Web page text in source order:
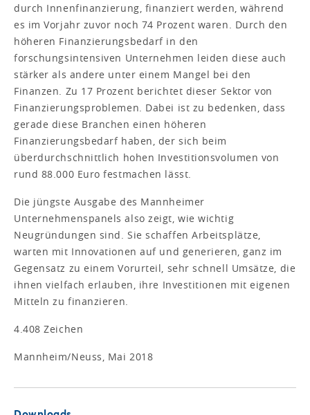
durch Innenfinanzierung, finanziert werden, während
es im Vorjahr zuvor noch 74 Prozent waren. Durch den
höheren Finanzierungsbedarf in den
forschungsintensiven Unternehmen leiden diese auch
stärker als andere unter einem Mangel bei den
Finanzen. Zu 17 Prozent berichtet dieser Sektor von
Finanzierungsproblemen. Dabei ist zu bedenken, dass
gerade diese Branchen einen höheren
Finanzierungsbedarf haben, der sich beim
überdurchschnittlich hohen Investitionsvolumen von
rund 88.000 Euro festmachen lässt.
Die jüngste Ausgabe des Mannheimer
Unternehmenspanels also zeigt, wie wichtig
Neugründungen sind. Sie schaffen Arbeitsplätze,
warten mit Innovationen auf und generieren, ganz im
Gegensatz zu einem Vorurteil, sehr schnell Umsätze, die
ihnen vielfach erlauben, ihre Investitionen mit eigenen
Mitteln zu finanzieren.
4.408 Zeichen
Mannheim/Neuss, Mai 2018